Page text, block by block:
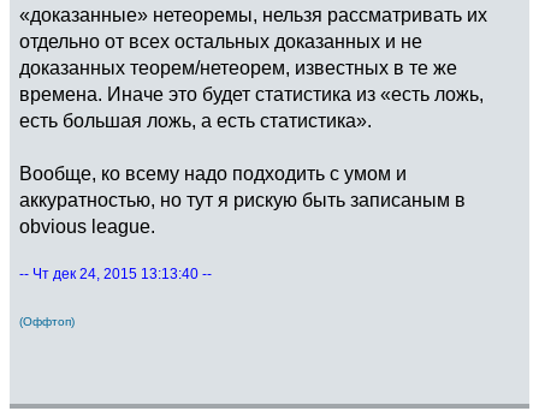
«доказанные» нетеоремы, нельзя рассматривать их
отдельно от всех остальных доказанных и не
доказанных теорем/нетеорем, известных в те же
времена. Иначе это будет статистика из «есть ложь,
есть большая ложь, а есть статистика».
Вообще, ко всему надо подходить с умом и
аккуратностью, но тут я рискую быть записаным в
obvious league.
-- Чт дек 24, 2015 13:13:40 --
(Оффтоп)